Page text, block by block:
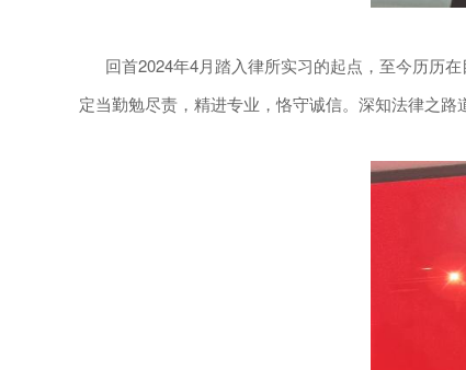
回首2024年4月踏入律所实习的起点，至今历历在
定当勤勉尽责，精进专业，恪守诚信。深知法律之